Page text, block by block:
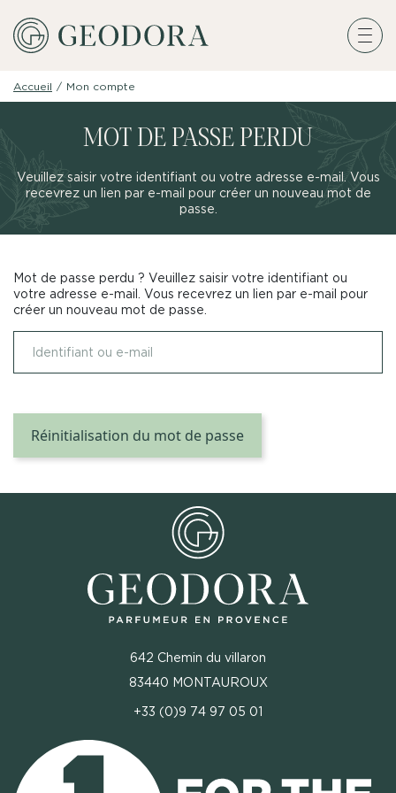
Accueil / Mon compte
MOT DE PASSE PERDU
Veuillez saisir votre identifiant ou votre adresse e-mail. Vous
recevrez un lien par e-mail pour créer un nouveau mot de
passe.
Mot de passe perdu ? Veuillez saisir votre identifiant ou
votre adresse e-mail. Vous recevrez un lien par e-mail pour
créer un nouveau mot de passe.
Réinitialisation du mot de passe
642 Chemin du villaron
83440 MONTAUROUX
+33 (0)9 74 97 05 01